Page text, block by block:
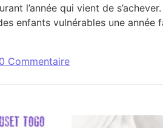
l’année qui vient de
enfants vulnérables une
0 Commentaire